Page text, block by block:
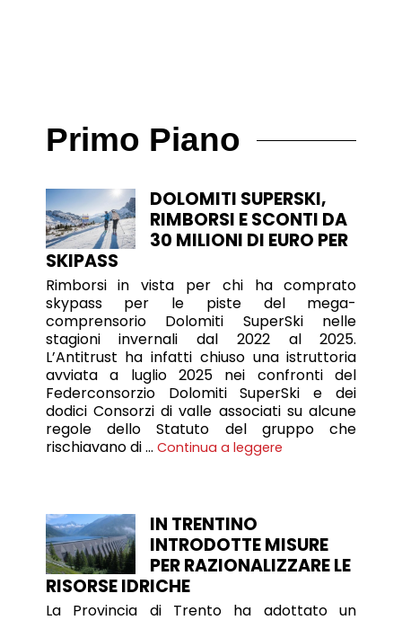
Primo Piano
DOLOMITI SUPERSKI,
RIMBORSI E SCONTI DA
30 MILIONI DI EURO PER
SKIPASS
Rimborsi in vista per chi ha comprato
skypass per le piste del mega-
comprensorio Dolomiti SuperSki nelle
stagioni invernali dal 2022 al 2025.
L’Antitrust ha infatti chiuso una istruttoria
avviata a luglio 2025 nei confronti del
Federconsorzio Dolomiti SuperSki e dei
dodici Consorzi di valle associati su alcune
regole dello Statuto del gruppo che
rischiavano di … Continua a leggere
IN TRENTINO
INTRODOTTE MISURE
PER RAZIONALIZZARE LE
RISORSE IDRICHE
La Provincia di Trento ha adottato un